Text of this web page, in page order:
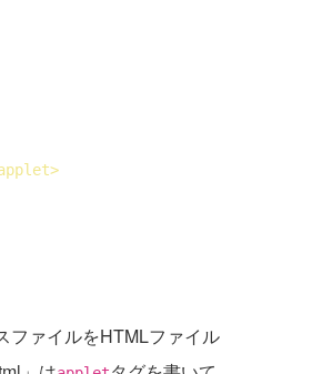
>
ファイルをHTMLファイル